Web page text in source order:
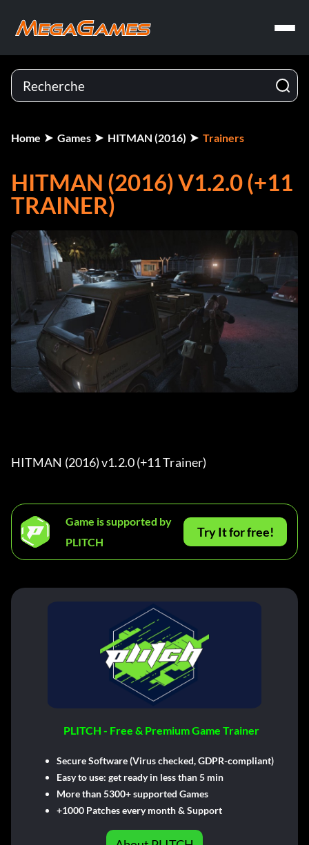
Home Games HITMAN (2016) Trainers
HITMAN (2016) V1.2.0 (+11
TRAINER)
HITMAN (2016) v1.2.0 (+11 Trainer)
Game is supported by
PLITCH
Try It for free!
PLITCH - Free & Premium Game Trainer
Secure Software (Virus checked, GDPR-compliant)
Easy to use: get ready in less than 5 min
More than 5300+ supported Games
+1000 Patches every month & Support